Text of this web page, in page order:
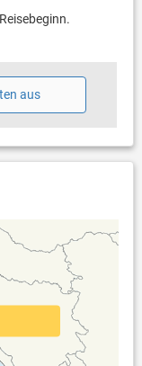
aus